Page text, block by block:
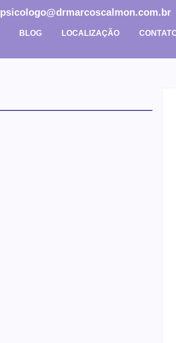
psicologo@drmarcoscalmon.com.br
BLOG LOCALIZAÇÃO